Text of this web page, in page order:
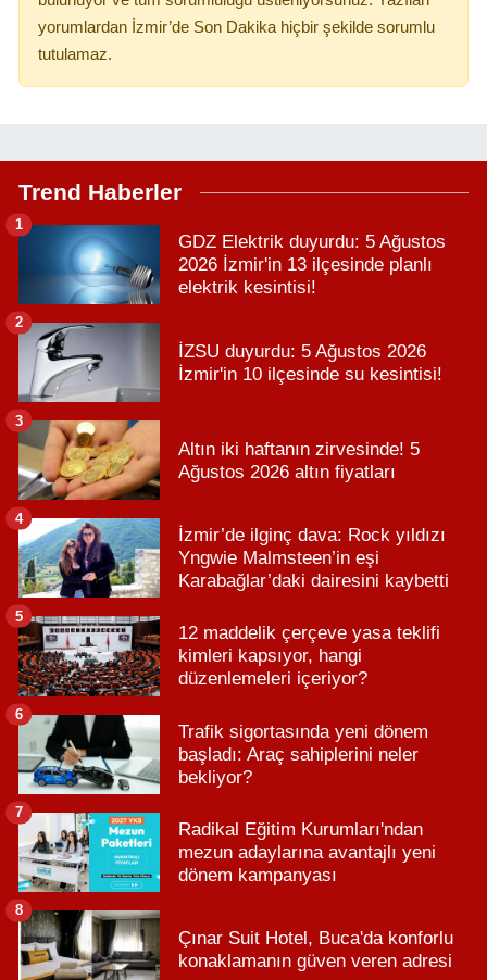
yorumlardan İzmir’de Son Dakika hiçbir şekilde sorumlu
tutulamaz.
Trend Haberler
GDZ Elektrik duyurdu: 5 Ağustos
2026 İzmir'in 13 ilçesinde planlı
elektrik kesintisi!
1
İZSU duyurdu: 5 Ağustos 2026
İzmir'in 10 ilçesinde su kesintisi!
2
Altın iki haftanın zirvesinde! 5
Ağustos 2026 altın fiyatları
3
İzmir’de ilginç dava: Rock yıldızı
Yngwie Malmsteen’in eşi
Karabağlar’daki dairesini kaybetti
4
12 maddelik çerçeve yasa teklifi
kimleri kapsıyor, hangi
düzenlemeleri içeriyor?
5
Trafik sigortasında yeni dönem
başladı: Araç sahiplerini neler
bekliyor?
6
Radikal Eğitim Kurumları'ndan
mezun adaylarına avantajlı yeni
dönem kampanyası
7
Çınar Suit Hotel, Buca'da konforlu
konaklamanın güven veren adresi
8